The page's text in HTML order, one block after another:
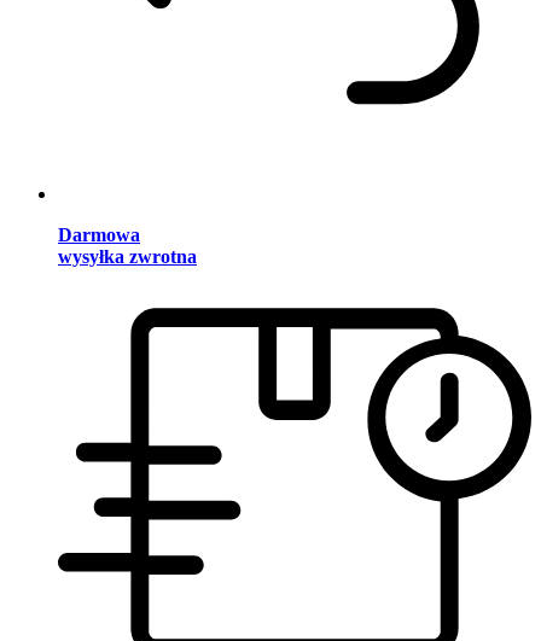
Darmowa
wysyłka zwrotna